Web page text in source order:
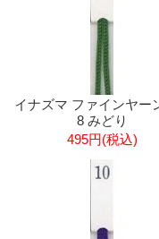
イナズマ ファインヤー
8 みどり
495円(税込)